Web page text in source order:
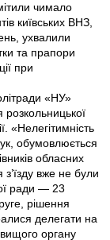
чимало
київських ВНЗ,
ухвалили
та прапори
при
«НУ»
«Нелегітимність
обумовлюється
обласних
вже не були
ради — 23
рішення
делегати на
органу